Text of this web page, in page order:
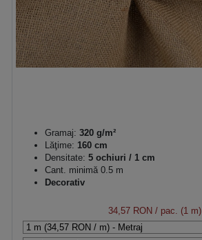
Gramaj: 320 g/m²
Lăţime: 160 cm
Densitate: 5 ochiuri / 1 cm
Cant. minimă 0.5 m
Decorativ
34,57 RON/ pac. (1 m)